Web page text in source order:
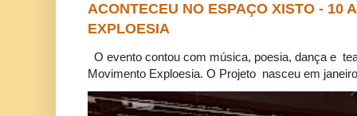
ACONTECEU NO ESPAÇO XISTO - 10
EXPLOESIA
O evento contou com música, poesia, dança e
Movimento Exploesia. O Projeto nasceu em